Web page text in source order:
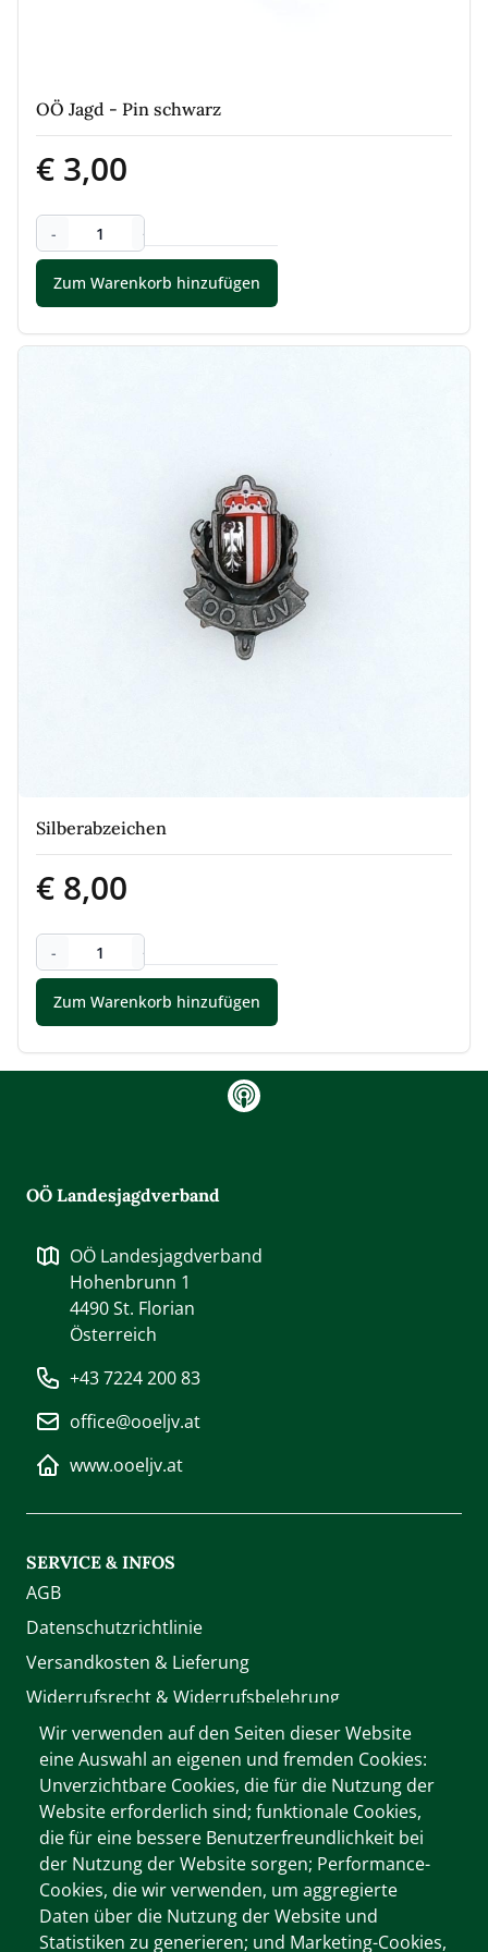
OÖ Jagd - Pin schwarz
€ 3,00
- +
Silberabzeichen
€ 8,00
- +
OÖ Landesjagdverband
OÖ Landesjagdverband
Hohenbrunn 1
4490St. Florian
Österreich
+43 7224 200 83
office@ooeljv.at
www.ooeljv.at
SERVICE & INFOS
AGB
Datenschutzrichtlinie
Versandkosten & Lieferung
Widerrufsrecht & Widerrufsbelehrung
Zahlung
WIR AKZEPTIEREN
Wichtige Informationen
Cookie-Dokumentation
Wir verwenden auf den Seiten dieser Website
eine Auswahl an eigenen und fremden Cookies:
Unverzichtbare Cookies, die für die Nutzung der
Website erforderlich sind; funktionale Cookies,
die für eine bessere Benutzerfreundlichkeit bei
der Nutzung der Website sorgen; Performance-
Cookies, die wir verwenden, um aggregierte
Daten über die Nutzung der Website und
Statistiken zu generieren; und Marketing-Cookies,